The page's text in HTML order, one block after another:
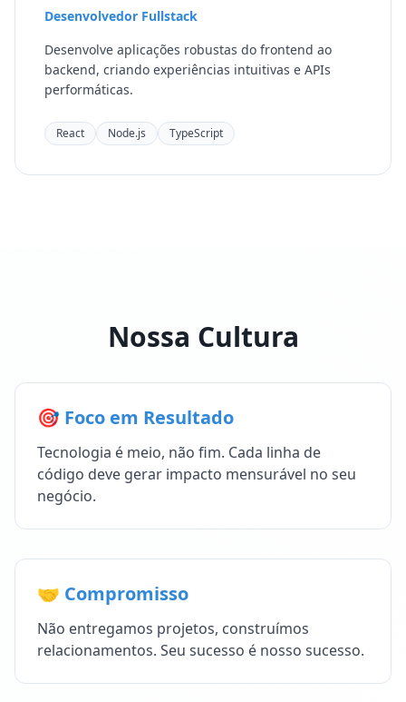
Desenvolvedor Fullstack
Desenvolve aplicações robustas do frontend ao
backend, criando experiências intuitivas e APIs
performáticas.
React Node.js TypeScript
Nossa Cultura
🎯 Foco em Resultado
Tecnologia é meio, não fim. Cada linha de
código deve gerar impacto mensurável no seu
negócio.
🤝 Compromisso
Não entregamos projetos, construímos
relacionamentos. Seu sucesso é nosso sucesso.